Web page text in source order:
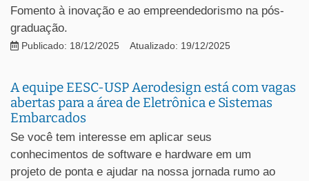
Fomento à inovação e ao empreendedorismo na pós-
graduação.
Publicado: 18/12/2025 Atualizado: 19/12/2025
A equipe EESC-USP Aerodesign está com vagas
abertas para a área de Eletrônica e Sistemas
Embarcados
Se você tem interesse em aplicar seus
conhecimentos de software e hardware em um
projeto de ponta e ajudar na nossa jornada rumo ao